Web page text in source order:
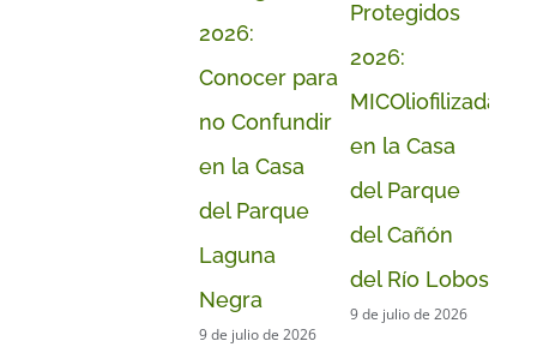
2026:
Conocer para
no Confundir
en la Casa
del Parque
Laguna
Negra
9 de julio de 2026
Protegidos
2026:
MICOliofilizada
en la Casa
del Parque
del Cañón
del Río Lobos
9 de julio de 2026